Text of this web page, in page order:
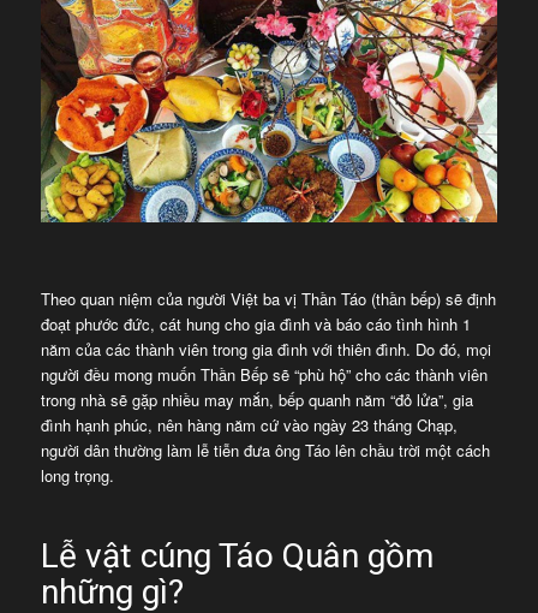
Theo quan niệm của người Việt ba vị Thần Táo (thần bếp) sẽ định
đoạt phước đức, cát hung cho gia đình và báo cáo tình hình 1
năm của các thành viên trong gia đình với thiên đình. Do đó, mọi
người đều mong muốn Thần Bếp sẽ “phù hộ” cho các thành viên
trong nhà sẽ gặp nhiều may mắn, bếp quanh năm “đỏ lửa”, gia
đình hạnh phúc, nên hàng năm cứ vào ngày 23 tháng Chạp,
người dân thường làm lễ tiễn đưa ông Táo lên chầu trời một cách
long trọng.
Lễ vật cúng Táo Quân gồm
những gì?